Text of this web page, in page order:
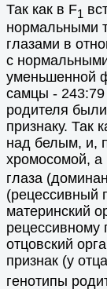
Так как в F1
нормальными
глазами в
с
уменьшенной
самцы - 243:79
родителя
признаку. Так
над белым, и,
хромосомой, а
глаза
(рецессивный
материнский
рецессивному
отцовский
признак (у
генотипы